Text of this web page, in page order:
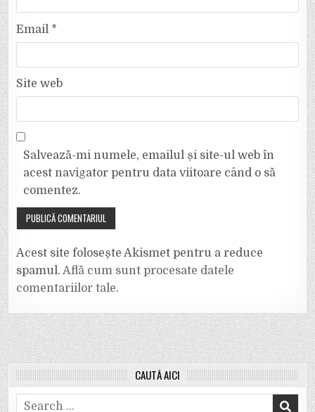
Email *
Site web
Salvează-mi numele, emailul și site-ul web în
acest navigator pentru data viitoare când o să
comentez.
Acest site folosește Akismet pentru a reduce
spamul.Află cum sunt procesate datele
comentariilor tale.
CAUTĂ AICI
Search